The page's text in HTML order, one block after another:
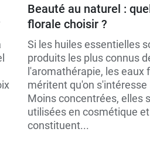
Beauté au naturel :
florale choisir ?
Si les huiles essentielles
produits les plus connus
l'aromathérapie, les eaux
méritent qu'on s'intéresse
Moins concentrées, elles
utilisées en cosmétique et
constituent...